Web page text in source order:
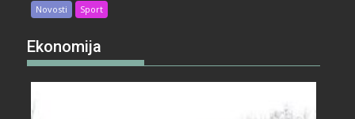
Novosti Sport
Ekonomija